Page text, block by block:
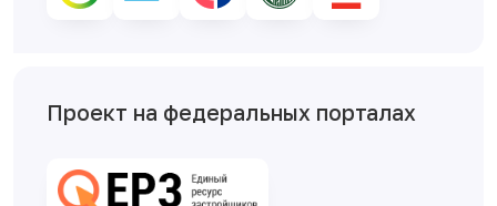
Проект на федеральных порталах